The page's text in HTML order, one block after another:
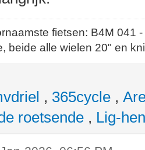
fietsen: B4M
beide alle wielen 20" en
, 365cycle ,
roetsende , Lig-hen